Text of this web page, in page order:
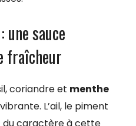
sauce
fraîcheur
coriandre et menthe
L’ail, le piment
caractère à cette